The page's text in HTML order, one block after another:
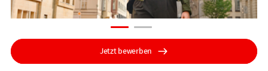
Jetzt bewerben